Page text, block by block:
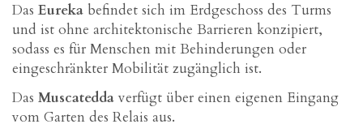
DasEureka befindet sich im Erdgeschoss des Turms
und ist ohne architektonische Barrieren konzipiert,
sodass es für Menschen mit Behinderungen oder
eingeschränkter Mobilität zugänglich ist.
Das Muscatedda verfügt über einen eigenen Eingang
vom Garten des Relais aus.